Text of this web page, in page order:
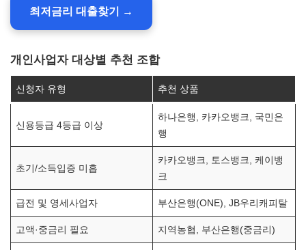
최저금리 대출찾기 →
개인사업자 대상별 추천 조합
신청자 유형 추천 상품
신용등급 4등급 이상
하나은행, 카카오뱅크, 국민은
행
초기/소득입증 미흡
카카오뱅크, 토스뱅크, 케이뱅
크
급전 및 영세사업자 부산은행(ONE), JB우리캐피탈
고액·중금리 필요 지역농협, 부산은행(중금리)